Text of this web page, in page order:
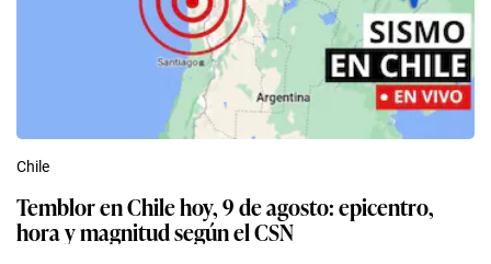
Chile
Temblor en Chile hoy, 9 de agosto: epicentro,
hora y magnitud según el CSN